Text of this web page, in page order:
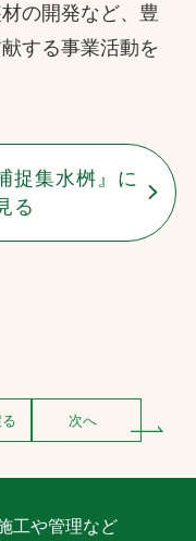
の開発など、豊
する事業活動を
捉集水桝』に
る
次へ
工や管理など